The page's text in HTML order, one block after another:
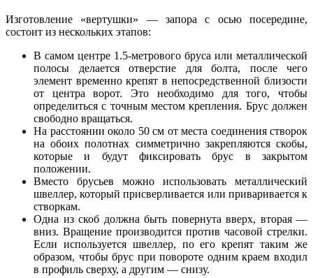
Изготовление «вертушки» — запора с осью посередине,
состоит из нескольких этапов:
В самом центре 1.5-метрового бруса или металлической
полосы делается отверстие для болта, после чего
элемент временно крепят в непосредственной близости
от центра ворот. Это необходимо для того, чтобы
определиться с точным местом крепления. Брус должен
свободно вращаться.
На расстоянии около 50 см от места соединения створок
на обоих полотнах симметрично закрепляются скобы,
которые и будут фиксировать брус в закрытом
положении.
Вместо брусьев можно использовать металлический
швеллер, который присверливается или приваривается к
створкам.
Одна из скоб должна быть повернута вверх, вторая —
вниз. Вращение производится против часовой стрелки.
Если используется швеллер, по его крепят таким же
образом, чтобы брус при повороте одним краем входил
в профиль сверху, а другим — снизу.